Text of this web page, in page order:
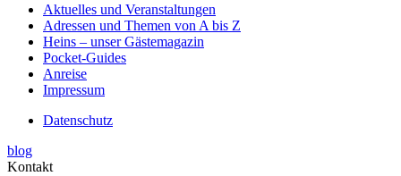
Aktuelles und Veranstaltungen
Adressen und Themen von A bis Z
Heins – unser Gästemagazin
Pocket-Guides
Anreise
Impressum
Datenschutz
blog
Kontakt